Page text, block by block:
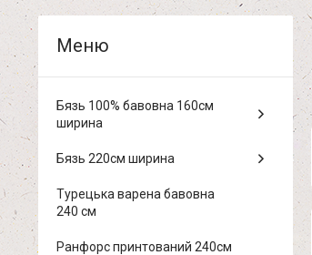
Бязь 100% бавовна 160см
ширина
Бязь 220см ширина
Турецька варена бавовна
240 см
Ранфорс принтований 240см